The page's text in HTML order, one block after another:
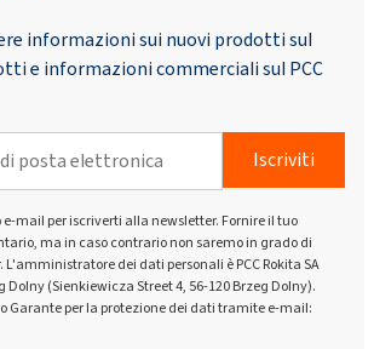
informazioni sui nuovi prodotti sul
e informazioni commerciali sul PCC
Iscriviti
mail per iscriverti alla newsletter. Fornire il tuo
ma in caso contrario non saremo in grado di
dei dati personali è PCC Rokita SA
Dolny (Sienkiewicza Street 4, 56-120 Brzeg Dolny).
Garante per la protezione dei dati tramite e-mail: